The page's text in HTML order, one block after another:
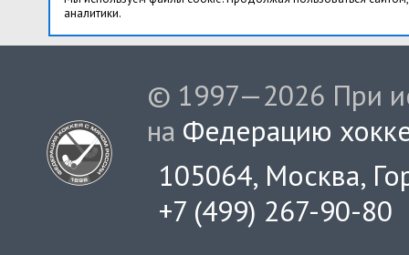
аналитики.
© 1997—2026 При
на Федерацию
105064, Москва,
+7 (499) 267-90-80